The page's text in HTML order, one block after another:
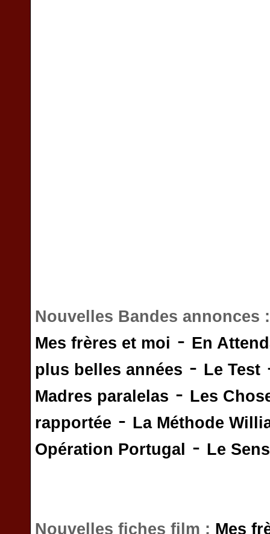
Nouvelles Bandes annonces
Mes frères et moi - En
plus belles années - Le Test
Madres paralelas - Les
rapportée - La Méthode
Opération Portugal
- Le
Nouvelles fiches film : Mes